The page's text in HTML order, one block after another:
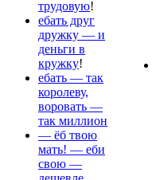
трудовую!
ебать друг
дружку — и
деньги в
кружку!
ебать — так
королеву,
воровать —
так миллион
— ёб твою
мать! — еби
свою —